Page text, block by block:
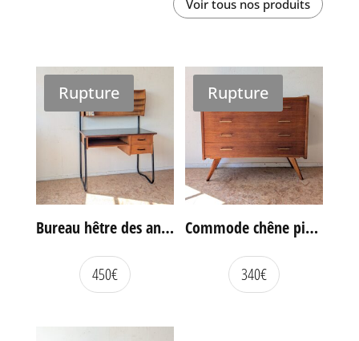
Voir tous nos produits
Rupture
Bureau hêtre des années 60
450€
Rupture
Commode chêne pieds compas vintage
340€